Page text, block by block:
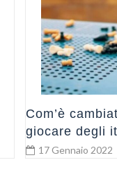
Com’è
giocare degli
17 Gennaio 2022